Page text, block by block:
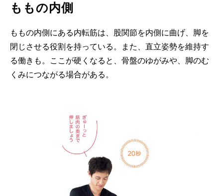
ももの内側
ももの内側にある内転筋は、股関節を内側に曲げ、脚を
閉じさせる役割を持っている。また、直立姿勢を維持す
る働きも。ここが硬くなると、骨盤のゆがみや、脚のむ
くみにつながる場合がある。